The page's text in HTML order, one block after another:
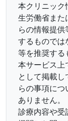
本クリニッ
生労働省また
らの情報提
するものでは
等を推奨する
本サービス上
として掲載
らの事項に
ありません。
診療内容や受